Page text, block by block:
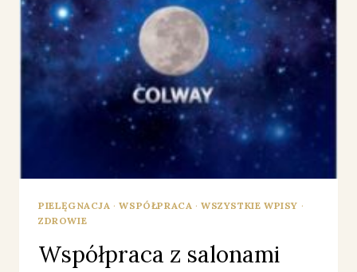
PIELĘGNACJA ·WSPÓŁPRACA ·WSZYSTKIE WPISY ·
ZDROWIE
Współpraca z salonami